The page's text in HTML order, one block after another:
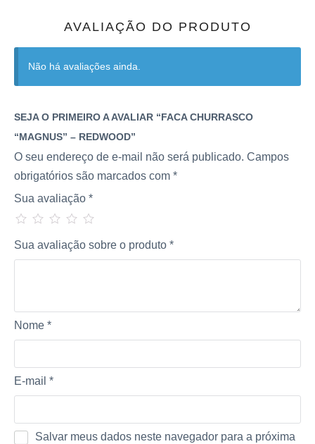
AVALIAÇÃO DO PRODUTO
Não há avaliações ainda.
SEJA O PRIMEIRO A AVALIAR “FACA CHURRASCO
“MAGNUS” – REDWOOD”
O seu endereço de e-mail não será publicado. Campos
obrigatórios são marcados com *
Sua avaliação *
Sua avaliação sobre o produto *
Nome *
E-mail *
Salvar meus dados neste navegador para a próxima